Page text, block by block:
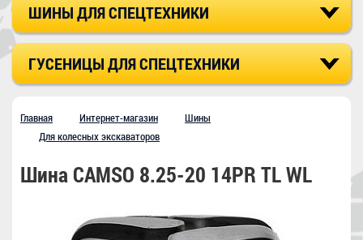
ШИНЫ ДЛЯ СПЕЦТЕХНИКИ
ГУСЕНИЦЫ ДЛЯ СПЕЦТЕХНИКИ
Главная Интернет-магазин
Шины
Для колесных экскаваторов
Шина CAMSO 8.25-20 14PR TL WL